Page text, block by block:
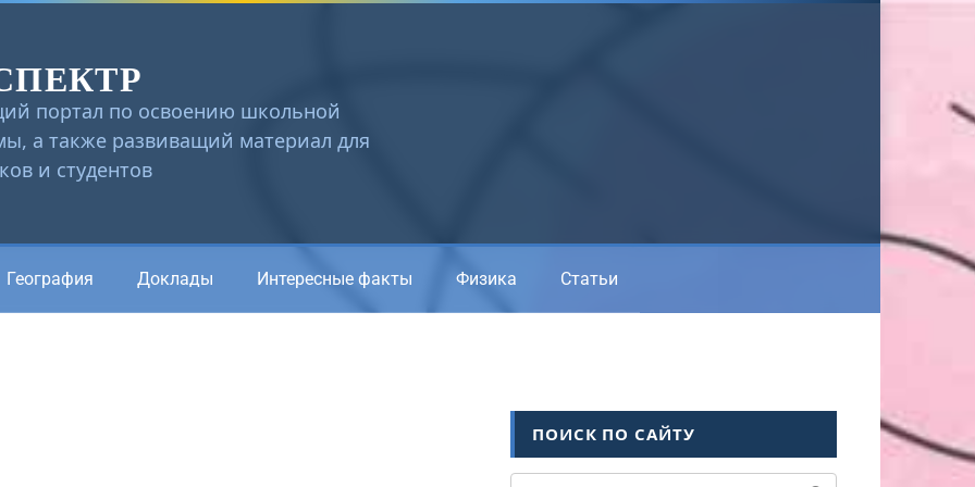
портал по освоению школьной
а также развиващий материал для
и студентов
География Доклады Интересные факты Физика Статьи
ПОИСК ПО САЙТУ